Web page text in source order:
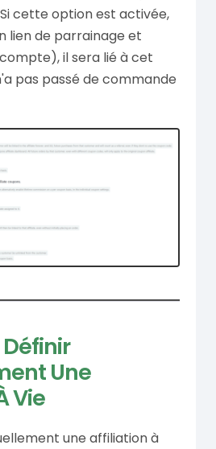
cette option est activée,
lien de parrainage et
il sera lié à cet
pas passé de commande
Une
Vie
une affiliation à